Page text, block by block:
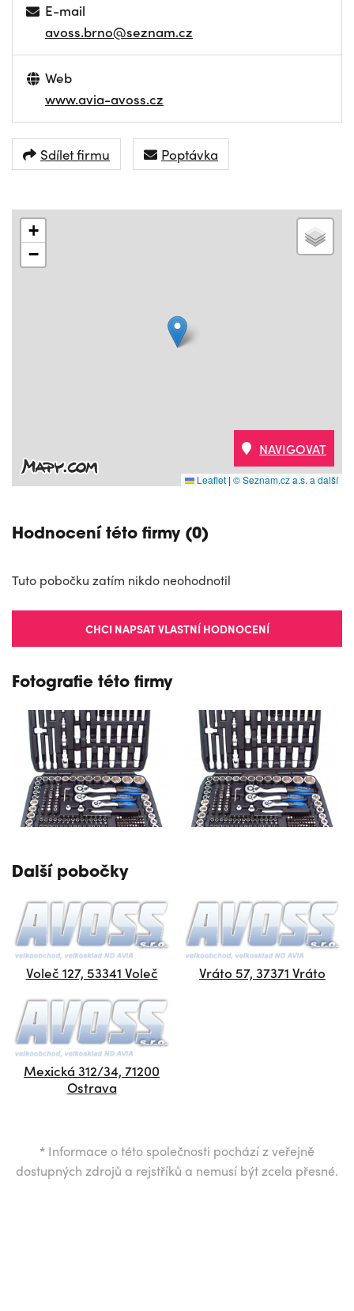
E-mail
avoss.brno@seznam.cz
Web
www.avia-avoss.cz
Sdílet firmu Poptávka
+
−
Leaflet | © Seznam.cz a.s. a další
NAVIGOVAT
Hodnocení této firmy (0)
Tuto pobočku zatím nikdo neohodnotil
CHCI NAPSAT VLASTNÍ HODNOCENÍ
Fotografie této firmy
Další pobočky
Voleč 127, 53341 Voleč Vráto 57, 37371 Vráto
Mexická 312/34, 71200
Ostrava
* Informace o této společnosti pochází z veřejně
dostupných zdrojů a rejstříků a nemusí být zcela přesné.